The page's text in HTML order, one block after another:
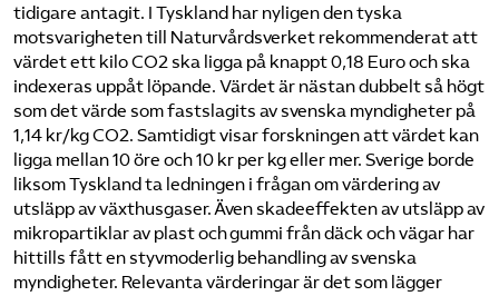
tidigare antagit. I Tyskland har nyligen den tyska
motsvarigheten till Naturvårdsverket rekommenderat att
värdet ett kilo CO2 ska ligga på knappt 0,18 Euro och ska
indexeras uppåt löpande. Värdet är nästan dubbelt så högt
som det värde som fastslagits av svenska myndigheter på
1,14 kr/kg CO2. Samtidigt visar forskningen att värdet kan
ligga mellan 10 öre och 10 kr per kg eller mer. Sverige borde
liksom Tyskland ta ledningen i frågan om värdering av
utsläpp av växthusgaser. Även skadeeffekten av utsläpp av
mikropartiklar av plast och gummi från däck och vägar har
hittills fått en styvmoderlig behandling av svenska
myndigheter. Relevanta värderingar är det som lägger